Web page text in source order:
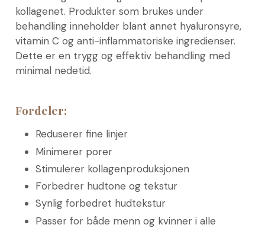
kollagenet. Produkter som brukes under
behandling inneholder blant annet hyaluronsyre,
vitamin C og anti-inflammatoriske ingredienser.
Dette er en trygg og effektiv behandling med
minimal nedetid.
Fordeler:
Reduserer fine linjer
Minimerer porer
Stimulerer kollagenproduksjonen
Forbedrer hudtone og tekstur
Synlig forbedret hudtekstur
Passer for både menn og kvinner i alle